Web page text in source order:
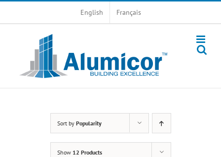
English Français
Sort by Popularity
Show 12 Products